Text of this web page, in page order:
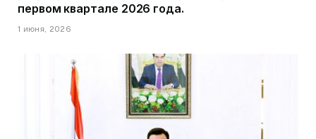
первом квартале 2026 года.
1 июня, 2026